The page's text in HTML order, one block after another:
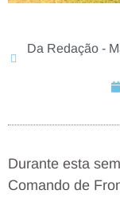
Da Redação -
Durante esta
Comando de